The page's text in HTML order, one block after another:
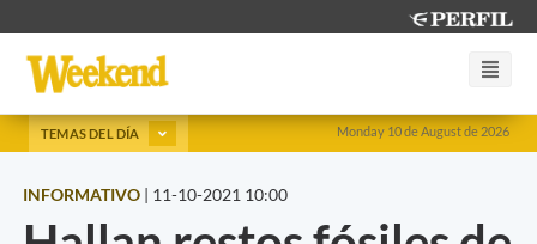
Monday 10 de August de 2026
TEMAS DEL DÍA
INFORMATIVO | 11-10-2021 10:00